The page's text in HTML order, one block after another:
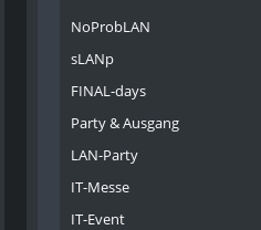
NoProbLAN
sLANp
FINAL-days
Party & Ausgang
LAN-Party
IT-Messe
IT-Event